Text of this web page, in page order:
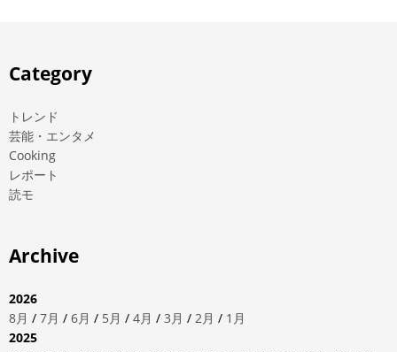
Category
トレンド
芸能・エンタメ
Cooking
レポート
読モ
Archive
2026
8月 / 7月 / 6月 / 5月 / 4月 / 3月 / 2月 / 1月
2025